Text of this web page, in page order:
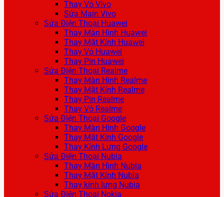
Thay Vỏ Vivo
Sửa Main Vivo
Sửa Điện Thoại Huawei
Thay Màn Hình Huawei
Thay Mặt Kính Huawei
Thay Vỏ Huawei
Thay Pin Huawei
Sửa Điện Thoại Realme
Thay Màn Hình Realme
Thay Mặt Kính Realme
Thay Pin Realme
Thay Vỏ Realme
Sửa Điện Thoại Google
Thay Màn Hình Google
Thay Mặt Kính Google
Thay Kính Lưng Google
Sửa Điện Thoại Nubia
Thay Màn Hình Nubia
Thay Mặt Kính Nubia
Thay kính lưng Nubia
Sửa Điện Thoại Nokia